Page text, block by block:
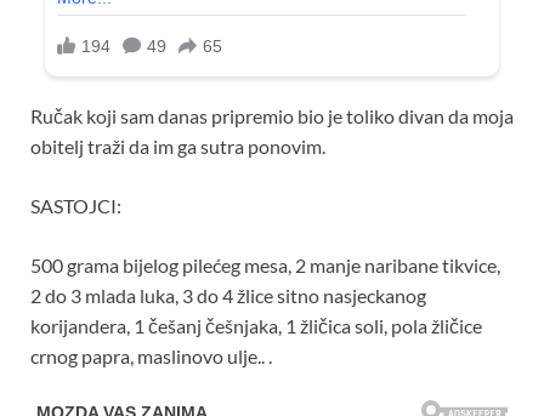
Ručak koji sam danas pripremio bio je toliko divan da moja
obitelj traži da im ga sutra ponovim.
SASTOJCI:
500 grama bijelog pilećeg mesa, 2 manje naribane tikvice,
2 do 3 mlada luka, 3 do 4 žlice sitno nasjeckanog
korijandera, 1 češanj češnjaka, 1 žličica soli, pola žličice
crnog papra, maslinovo ulje.. .